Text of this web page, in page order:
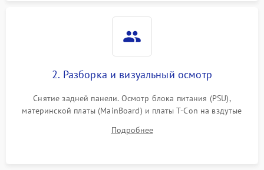
2. Разборка и визуальный осмотр
Снятие задней панели. Осмотр блока питания (PSU),
материнской платы (MainBoard) и платы T-Con на вздутые
Проверка надежности фиксации и целостности шлейфов.
Подробнее